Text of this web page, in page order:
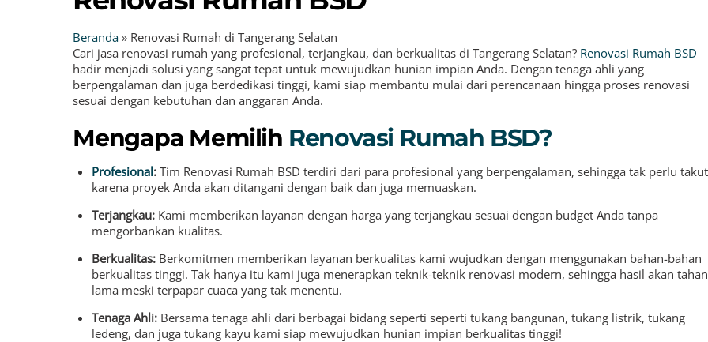
Beranda » Renovasi Rumah di Tangerang Selatan
Cari jasa renovasi rumah yang profesional, terjangkau, dan berkualitas di Tangerang Selatan? Renovasi Rumah BSD
hadir menjadi solusi yang sangat tepat untuk mewujudkan hunian impian Anda. Dengan tenaga ahli yang
berpengalaman dan juga berdedikasi tinggi, kami siap membantu mulai dari perencanaan hingga proses renovasi
sesuai dengan kebutuhan dan anggaran Anda.
Mengapa Memilih Renovasi Rumah BSD?
Profesional: Tim Renovasi Rumah BSD terdiri dari para profesional yang berpengalaman, sehingga tak perlu takut
karena proyek Anda akan ditangani dengan baik dan juga memuaskan.
Terjangkau: Kami memberikan layanan dengan harga yang terjangkau sesuai dengan budget Anda tanpa
mengorbankan kualitas.
Berkualitas: Berkomitmen memberikan layanan berkualitas kami wujudkan dengan menggunakan bahan-bahan
berkualitas tinggi. Tak hanya itu kami juga menerapkan teknik-teknik renovasi modern, sehingga hasil akan tahan
lama meski terpapar cuaca yang tak menentu.
Tenaga Ahli: Bersama tenaga ahli dari berbagai bidang seperti seperti tukang bangunan, tukang listrik, tukang
ledeng, dan juga tukang kayu kami siap mewujudkan hunian impian berkualitas tinggi!